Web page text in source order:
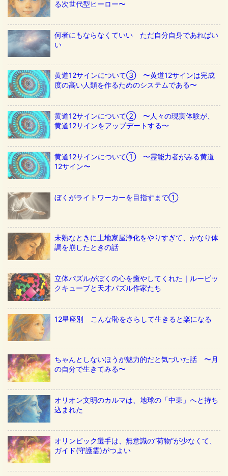
る次世代型ヒーロー〜
何者にもならなくていい ただ自分自身であればい
い
黄道12サインについて③ 〜黄道12サインは完成
度の高い人類を作るためのシステムである〜
黄道12サインについて② 〜人々の現実体験が、
黄道12サインをアップデートする〜
黄道12サインについて① 〜霊能力者がみる黄道
12サイン〜
ぼくがライトワーカーを目指すまで①
未熟なときに土地家屋浄化をやりすぎて、かなり体
調を崩したときの話
立体パズルがぼくの心を癒やしてくれた｜ルービッ
クキューブと天才パズル作家たち
12星座別 こんな恥をさらして生きると楽になる
ちゃんとしないほうが魅力的だと気づいた話 〜月
の自分で生きてみる〜
オリオン文明のカルマは、地球の「中東」へと持ち
込まれた
オリンピック選手は、無意識の”荷物”が少なくて、
ガイド(守護霊)がつよい